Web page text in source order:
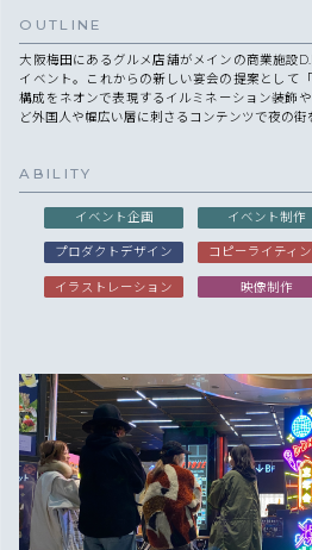
OUTLINE
大阪梅田にあるグルメ店舗がメインの商業施設
イベント。これからの新しい宴会の提案として
構成をネオンで表現するイルミネーション装飾
ど外国人や幅広い層に刺さるコンテンツで夜の街
ABILITY
イベント企画 イベント制作
プロダクトデザイン コピーライティ
イラストレーション 映像制作